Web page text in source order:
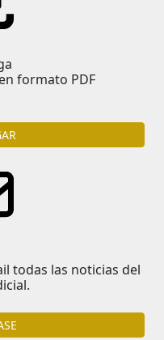
formato PDF
todas las noticias del